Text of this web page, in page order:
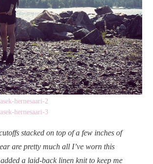
stacked on top of a few inches of
are pretty much all I’ve worn this
a laid-back linen knit to keep me